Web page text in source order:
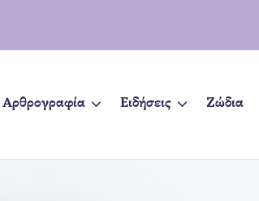
Αρθρογραφία Ειδήσεις Ζώδια